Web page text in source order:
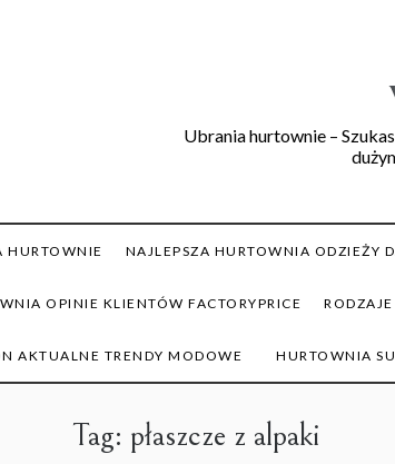
Ubrania hurtownie –
HURTOWNIE NAJLEPSZA HURTOWNIA ODZIEŻY
OPINIE KLIENTÓW FACTORYPRICE
AKTUALNE TRENDY MODOWE HURTOWNIA
Tag: płaszcze z alpaki